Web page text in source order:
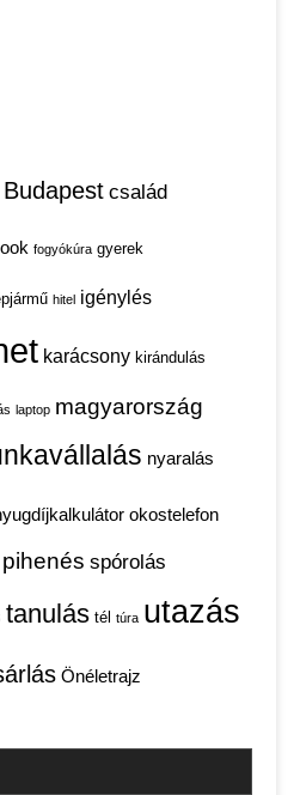
Budapest család
fogyókúra gyerek
hitel igénylés
karácsony kirándulás
laptop magyarország
nyaralás
okostelefon
pihenés spórolás
tanulás tél túra utazás
Önéletrajz